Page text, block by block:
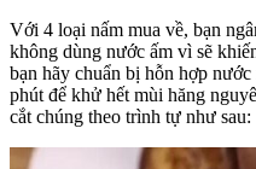
Với 4 loại nấm mua về, bạn
không dùng nước ấm vì sẽ
bạn hãy chuẩn bị hỗn hợp
phút để khử hết mùi hăng
cắt chúng theo trình tự như sau: